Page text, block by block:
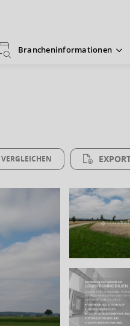
Brancheninformationen
VERGLEICHEN